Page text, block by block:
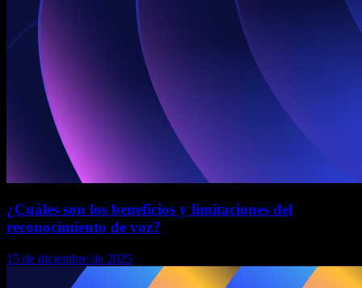
¿Cuáles son los beneficios y limitaciones del
reconocimiento de voz?
15 de diciembre de 2025